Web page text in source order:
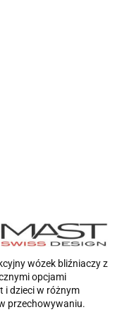
wózek bliźniaczy z
opcjami
i dzieci w różnym
przechowywaniu.